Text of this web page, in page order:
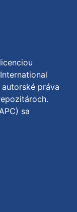
práva
sa